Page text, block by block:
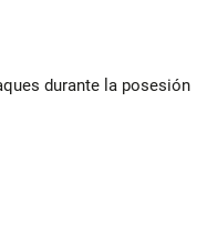
durante la posesión